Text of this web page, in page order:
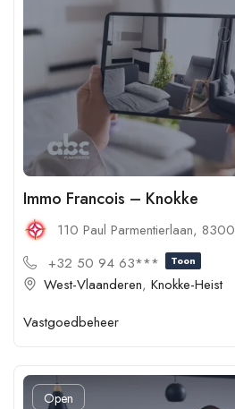
Immo Francois – Knokke
110 Paul Parmentierlaan, 8300
+32 50 94 63***
Toon
West-Vlaanderen, Knokke-Heist
Vastgoedbeheer
Open